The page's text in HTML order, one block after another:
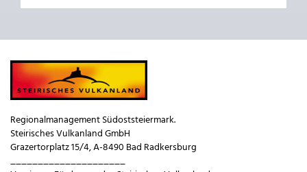
Regionalmanagement Südoststeiermark.
Steirisches Vulkanland GmbH
Grazertorplatz 15/4, A-8490 Bad Radkersburg
_____________________